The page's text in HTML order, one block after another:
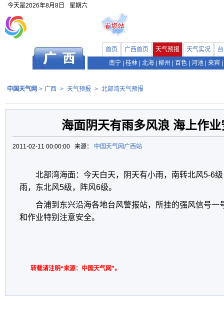
今天是2026年8月8日 星期六
首页 广西首页 天气预报 天气实况
南宁
桂林 北海 柳州 百色 河池 来宾
中国天气网 > 广西 > 天气预报 > 北部湾天气预报
海面阴天有雨多风浪 海上作
2011-02-11 00:00:00 来源： 中国天气网广西站
北部湾海面：今天白天，阴天有小雨，南转北风5-6
雨，东北风5级，阵风6级。
合浦到东兴沿海各地台风警报站，所挂的强风信号一
和作业特别注意安全。
转载请注明“来源：中国天气网”。